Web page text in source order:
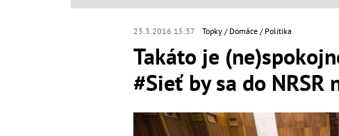
23.3.2016 15:37 Topky Domáce Politika
Takáto je
#Sieť by sa do NRSR